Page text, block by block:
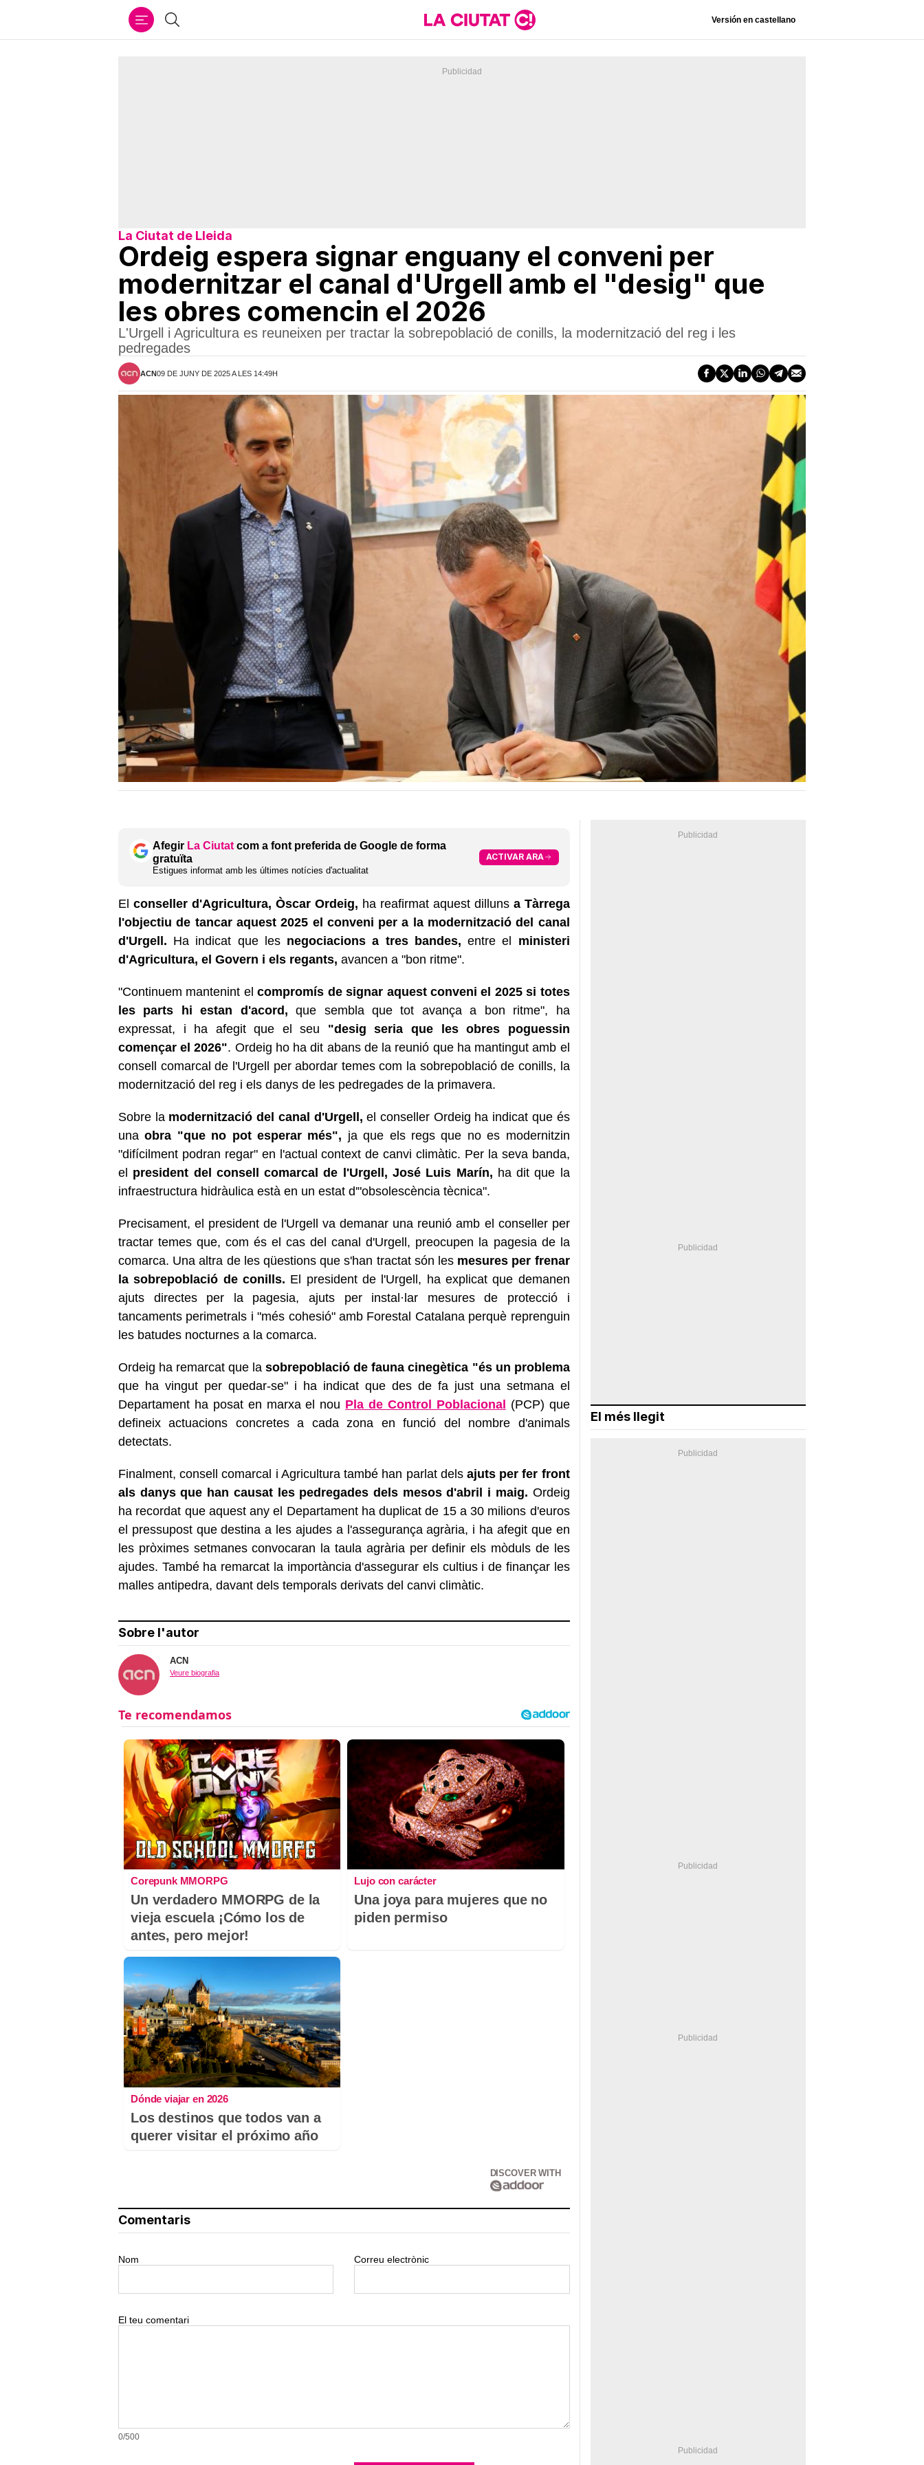
Cercar Versión en castellano
La Ciutat de Lleida
Ordeig espera signar enguany el conveni per
modernitzar el canal d'Urgell amb el "desig" que
les obres comencin el 2026
L'Urgell i Agricultura es reuneixen per tractar la sobrepoblació de conills, la modernització del reg i les
pedregades
ACN09 DE JUNY DE 2025 A LES 14:49H
Afegir La Ciutat com a font preferida de Google de forma
gratuïta
Estigues informat amb les últimes notícies d'actualitat
ACTIVAR ARA
El conseller d'Agricultura, Òscar Ordeig, ha reafirmat aquest dilluns a Tàrrega
l'objectiu de tancar aquest 2025 el conveni per a la modernització del canal
d'Urgell. Ha indicat que les negociacions a tres bandes, entre el ministeri
d'Agricultura, el Govern i els regants, avancen a "bon ritme".
"Continuem mantenint elcompromís de signar aquest conveni el 2025 si totes
les parts hi estan d'acord, que sembla que tot avança a bon ritme", ha
expressat, i ha afegit que el seu "desig seria que les obres poguessin
començar el 2026". Ordeig ho ha dit abans de la reunió que ha mantingut amb el
consell comarcal de l'Urgell per abordar temes com la sobrepoblació de conills, la
modernització del reg i els danys de les pedregades de la primavera.
Sobre lamodernització del canal d'Urgell, el conseller Ordeig ha indicat que és
unaobra "que no pot esperar més", ja que els regs que no es modernitzin
"difícilment podran regar" en l'actual context de canvi climàtic. Per la seva banda,
el president del consell comarcal de l'Urgell, José Luis Marín, ha dit que la
infraestructura hidràulica està en un estat d'"obsolescència tècnica".
Precisament, el president de l'Urgell va demanar una reunió amb el conseller per
tractar temes que, com és el cas del canal d'Urgell, preocupen la pagesia de la
comarca. Una altra de les qüestions que s'han tractat són les mesures per frenar
la sobrepoblació de conills. El president de l'Urgell, ha explicat que demanen
ajuts directes per la pagesia, ajuts per instal·lar mesures de protecció i
tancaments perimetrals i "més cohesió" amb Forestal Catalana perquè reprenguin
les batudes nocturnes a la comarca.
Ordeig ha remarcat que lasobrepoblació de fauna cinegètica "és un problema
que ha vingut per quedar-se" i ha indicat que des de fa just una setmana el
Departament ha posat en marxa el nou Pla de Control Poblacional (PCP) que
defineix actuacions concretes a cada zona en funció del nombre d'animals
detectats.
Finalment, consell comarcal i Agricultura també han parlat dels ajuts per fer front
als danys que han causat les pedregades dels mesos d'abril i maig. Ordeig
ha recordat que aquest any el Departament ha duplicat de 15 a 30 milions d'euros
el pressupost que destina a les ajudes a l'assegurança agrària, i ha afegit que en
les pròximes setmanes convocaran la taula agrària per definir els mòduls de les
ajudes. També ha remarcat la importància d'assegurar els cultius i de finançar les
malles antipedra, davant dels temporals derivats del canvi climàtic.
Sobre l'autor
ACN
Veure biografia
Corepunk MMORPG
Un verdadero MMORPG de la
vieja escuela ¡Cómo los de
antes, pero mejor!
Lujo con carácter
Una joya para mujeres que no
piden permiso
Dónde viajar en 2026
Los destinos que todos van a
querer visitar el próximo año
DISCOVER WITH
Comentaris
Nom Correu electrònic
El teu comentari
0/500
El més llegit